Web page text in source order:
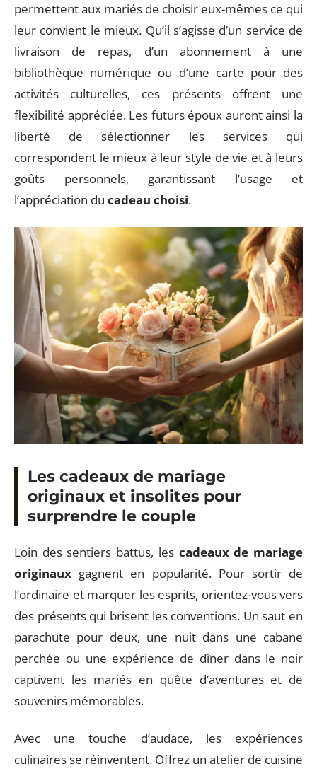
permettent aux mariés de choisir eux-mêmes ce qui
leur convient le mieux. Qu’il s’agisse d’un service de
livraison de repas, d’un abonnement à une
bibliothèque numérique ou d’une carte pour des
activités culturelles, ces présents offrent une
flexibilité appréciée. Les futurs époux auront ainsi la
liberté de sélectionner les services qui
correspondent le mieux à leur style de vie et à leurs
goûts personnels, garantissant l’usage et
l’appréciation du cadeau choisi.
Les cadeaux de mariage
originaux et insolites pour
surprendre le couple
Loin des sentiers battus, les cadeaux de mariage
originaux gagnent en popularité. Pour sortir de
l’ordinaire et marquer les esprits, orientez-vous vers
des présents qui brisent les conventions. Un saut en
parachute pour deux, une nuit dans une cabane
perchée ou une expérience de dîner dans le noir
captivent les mariés en quête d’aventures et de
souvenirs mémorables.
Avec une touche d’audace, les expériences
culinaires se réinventent. Offrez un atelier de cuisine